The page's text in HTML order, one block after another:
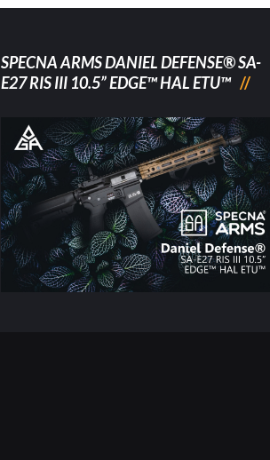
SPECNA ARMS DANIEL DEFENSE® SA-
E27 RIS III 10.5” EDGE™ HAL ETU™